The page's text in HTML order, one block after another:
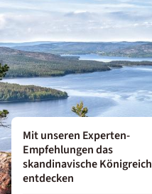
Mit unseren Experten-
Empfehlungen das
skandinavische Königreich
entdecken